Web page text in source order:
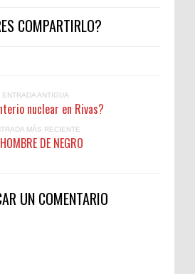
COMPARTIRLO?
ENTRADA ANTIGUA
nuclear en Rivas?
MÁS RECIENTE
DE NEGRO
UN COMENTARIO